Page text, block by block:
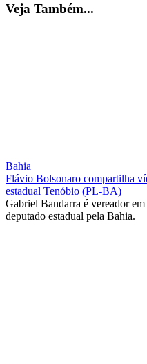
Veja Também...
Bahia
Flávio Bolsonaro compartilha
estadual Tenóbio (PL-BA)
Gabriel Bandarra é vereador
deputado estadual pela Bahia.